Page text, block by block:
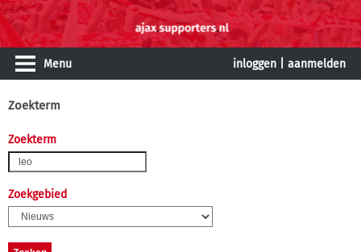
Menu inloggen aanmelden
Zoekterm
Zoekterm
Zoekgebied